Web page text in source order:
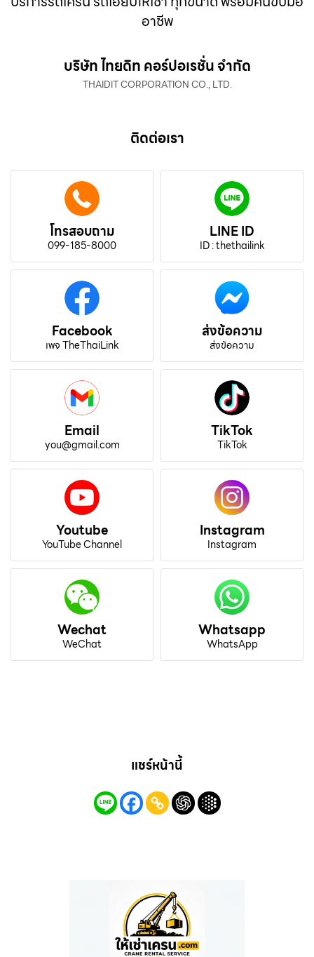
อาชีพ
บริษัท ไทยดิท คอร์ปอเรชั่น จำกัด
THAIDIT CORPORATION CO., LTD.
ติดต่อเรา
โทรสอบถาม
099-185-8000
LINE ID
ID : thethailink
Facebook
เพจ TheThaiLink
ส่งข้อความ
ส่งข้อความ
Email
you@gmail.com
TikTok
TikTok
Youtube
YouTube Channel
Instagram
Instagram
Wechat
WeChat
Whatsapp
WhatsApp
แชร์หน้านี้